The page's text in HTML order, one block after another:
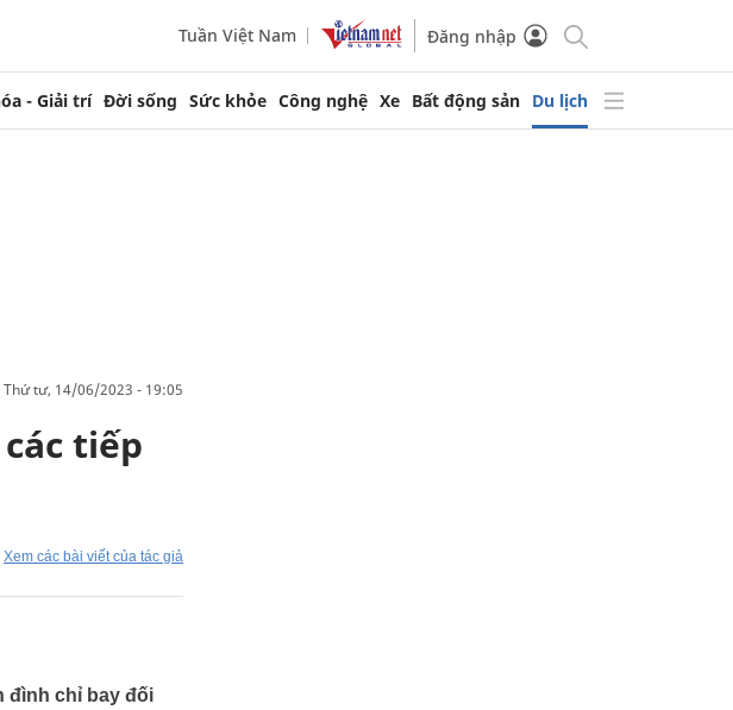
Tuần Việt Nam Đăng nhập
- Giải trí Đời sống Sức khỏe Công nghệ Xe Bất động sản Du lịch
thứ tư, 14/06/2023 - 19:05
tiếp
Xem các bài viết của tác giả
đình chỉ bay đối